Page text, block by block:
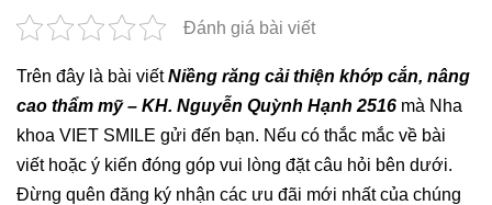
Đánh giá bài viết
Trên đây là bài viếtNiềng răng cải thiện khớp cắn, nâng
cao thẩm mỹ – KH. Nguyễn Quỳnh Hạnh 2516 mà Nha
khoa VIET SMILE gửi đến bạn. Nếu có thắc mắc về bài
viết hoặc ý kiến đóng góp vui lòng đặt câu hỏi bên dưới.
Đừng quên đăng ký nhận các ưu đãi mới nhất của chúng